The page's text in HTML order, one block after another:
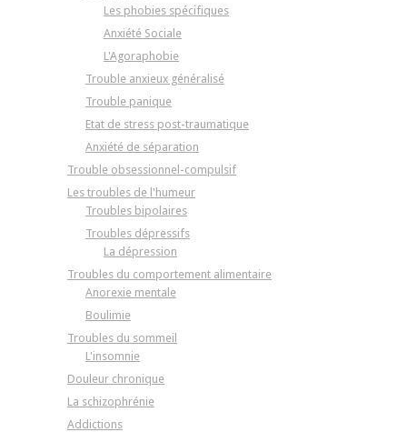
Les phobies spécifiques
Anxiété Sociale
L'Agoraphobie
Trouble anxieux généralisé
Trouble panique
Etat de stress post-traumatique
Anxiété de séparation
Trouble obsessionnel-compulsif
Les troubles de l'humeur
Troubles bipolaires
Troubles dépressifs
La dépression
Troubles du comportement alimentaire
Anorexie mentale
Boulimie
Troubles du sommeil
L'insomnie
Douleur chronique
La schizophrénie
Addictions